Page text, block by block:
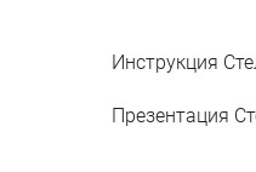
Инструкция
Презентация